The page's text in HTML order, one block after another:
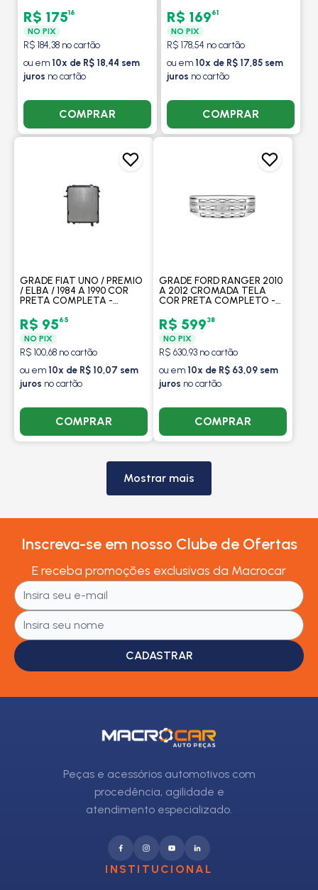
- FIPPARTS
R$ 17516
NO PIX
R$ 184,38 no cartão
ou em 10x de R$ 18,44 sem
juros no cartão
COMPRAR
R$ 16961
NO PIX
R$ 178,54 no cartão
ou em 10x de R$ 17,85 sem
juros no cartão
COMPRAR
GRADE FIAT UNO / PREMIO
/ ELBA / 1984 A 1990 COR
PRETA COMPLETA -
R$ 9565
NO PIX
R$ 100,68 no cartão
ou em 10x de R$ 10,07 sem
juros no cartão
COMPRAR
GRADE FORD RANGER 2010
A 2012 CROMADA TELA
COR PRETA COMPLETO -
R$ 59938
NO PIX
R$ 630,93 no cartão
ou em 10x de R$ 63,09 sem
juros no cartão
COMPRAR
Mostrar mais
Inscreva-se em nosso Clube de Ofertas
E receba promoções exclusivas da Macrocar
CADASTRAR
Peças e acessórios automotivos com
procedência, agilidade e
atendimento especializado.
INSTITUCIONAL